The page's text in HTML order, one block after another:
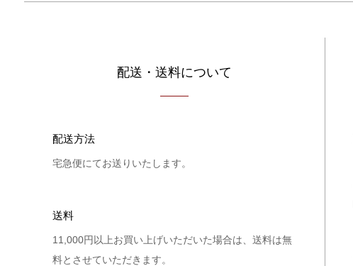
配送・送料について
配送方法
宅急便にてお送りいたします。
送料
11,000円以上お買い上げいただいた場合は、送料は無
料とさせていただきます。